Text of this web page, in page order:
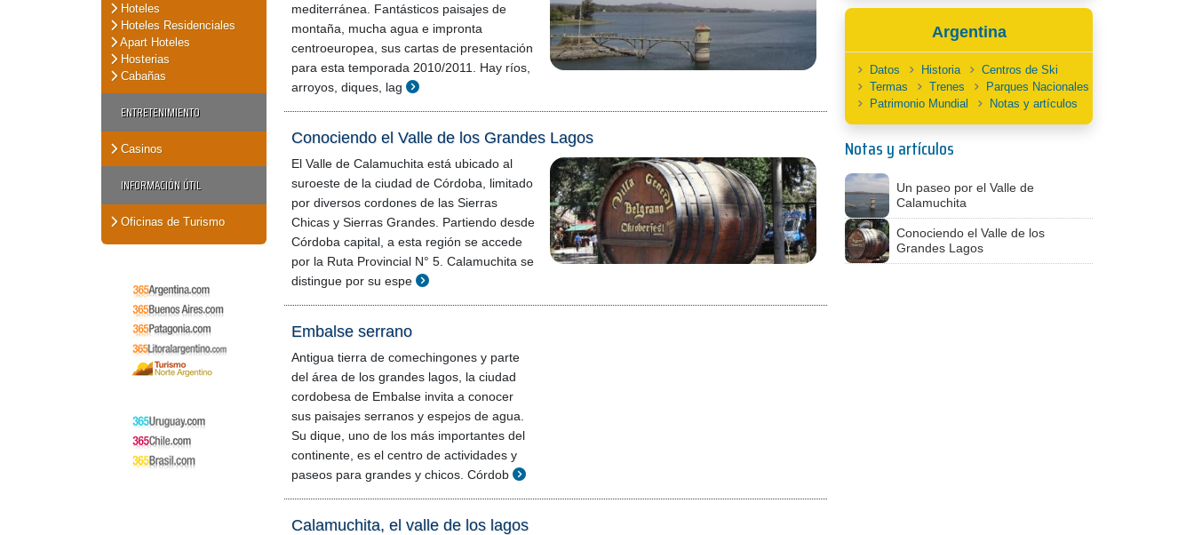
Hoteles
Hoteles Residenciales
Apart Hoteles
Hosterias
Cabañas
ENTRETENIMIENTO
Casinos
INFORMACIÓN ÚTIL
Oficinas de Turismo
mediterránea. Fantásticos paisajes de
montaña, mucha agua e impronta
centroeuropea, sus cartas de presentación
para esta temporada 2010/2011. Hay ríos,
arroyos, diques, lag
Conociendo el Valle de los Grandes Lagos
El Valle de Calamuchita está ubicado al
suroeste de la ciudad de Córdoba, limitado
por diversos cordones de las Sierras
Chicas y Sierras Grandes. Partiendo desde
Córdoba capital, a esta región se accede
por la Ruta Provincial N° 5. Calamuchita se
distingue por su espe
Embalse serrano
Antigua tierra de comechingones y parte
del área de los grandes lagos, la ciudad
cordobesa de Embalse invita a conocer
sus paisajes serranos y espejos de agua.
Su dique, uno de los más importantes del
continente, es el centro de actividades y
paseos para grandes y chicos. Córdob
Calamuchita, el valle de los lagos
Argentina
Datos Historia
Centros de Ski
Termas
Trenes
Parques Nacionales
Patrimonio Mundial
Notas y artículos
Notas y artículos
Un paseo por el Valle de
Calamuchita
Conociendo el Valle de los
Grandes Lagos